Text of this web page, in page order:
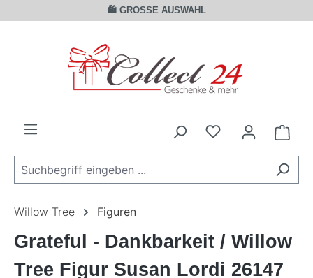
Zum Hauptinhalt springen🛍️ GROSSE AUSWAHL
Willow Tree Figuren
Grateful - Dankbarkeit / Willow
Tree Figur Susan Lordi 26147